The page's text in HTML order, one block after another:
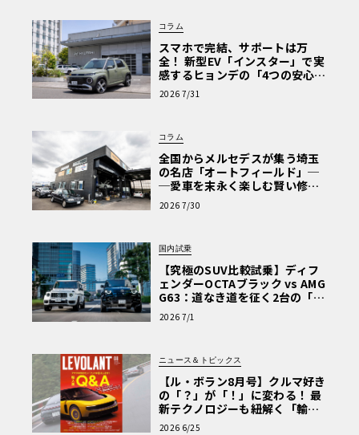
コラム
スマホで完結、サポートは万
全！ 新型EV「インスター」で実
感するヒョンデの「4つの安心」
【第1回・ヒョンデ6つの疑問：
Why? Hyundai?】〈PR〉
2026 7/31
コラム
全国からメルセデスが集う埼玉
の名店「オートフィールド」─
─愛車を末永く楽しむ賢い修理
術と、プロがフックス製オイル
を選ぶ理由〈PR〉
2026 7/30
国内試乗
【究極のSUV比較試乗】ディフ
ェンダーOCTAブラック vs AMG
G63：道なき道を征く2台の「対
極的アプローチ」
2026 7/1
ニュース＆トピックス
【ル・ボラン8月号】クルマ好き
の「？」が「！」に変わる！ 最
新テクノロジーも紐解く「輸入
車Q&A」
2026 6/25